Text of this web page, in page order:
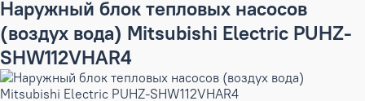
Наружный блок тепловых насосов
(воздух вода) Mitsubishi Electric PUHZ-
SHW112VHAR4